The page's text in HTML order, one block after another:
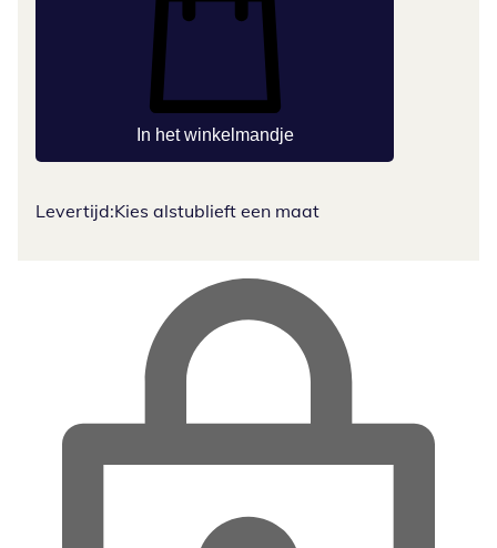
In het winkelmandje
Levertijd:Kies alstublieft een maat